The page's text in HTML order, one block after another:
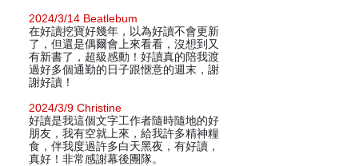
2024/3/14 Beatlebum
在好讀挖寶好幾年，以為好讀不會更新
了，但還是偶爾會上來看看，沒想到又
有新書了，超級感動！好讀真的陪我渡
過好多個通勤的日子跟愜意的週末，謝
謝好讀！
2024/3/9 Christine
好讀是我這個文字工作者隨時隨地的好
朋友，我有空就上來，給我許多精神糧
食，伴我度過許多白天黑夜，有好讀，
真好！非常感謝幕後團隊。